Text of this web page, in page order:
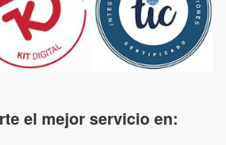
el mejor servicio en: